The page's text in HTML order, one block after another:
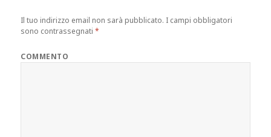
Il tuo indirizzo email non sarà pubblicato. I campi obbligatori
sono contrassegnati*
COMMENTO